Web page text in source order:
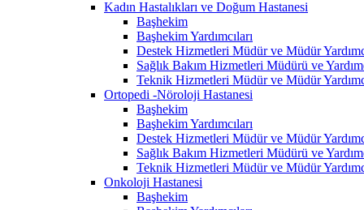
Kadın Hastalıkları ve Doğum Hastanesi
Başhekim
Başhekim Yardımcıları
Destek Hizmetleri Müdür ve Müdür
Sağlık Bakım Hizmetleri Müdürü ve
Teknik Hizmetleri Müdür ve Müdür
Ortopedi -Nöroloji Hastanesi
Başhekim
Başhekim Yardımcıları
Destek Hizmetleri Müdür ve Müdür
Sağlık Bakım Hizmetleri Müdürü ve
Teknik Hizmetleri Müdür ve Müdür
Onkoloji Hastanesi
Başhekim